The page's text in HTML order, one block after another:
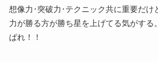
想像力･突破力･テクニック共に重要だけ
力が勝る方が勝ち星を上げてる気がする
ぱれ！！